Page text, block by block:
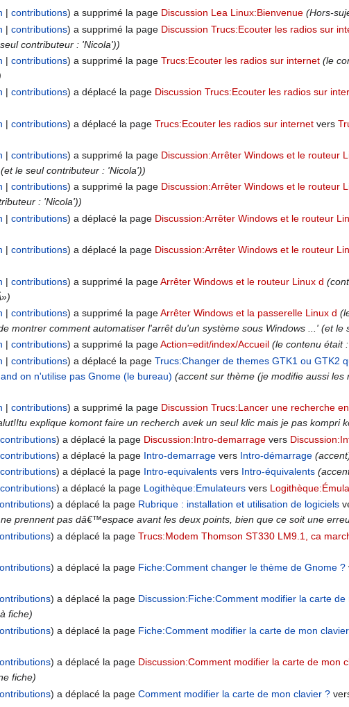
contributions a supprimé la page Discussion Lea Linux:Bienvenue (Hors-
contributions a supprimé la page Discussion Trucs:Ecouter les radios sur
contributeur : 'Nicola'))
contributions a supprimé la pageTrucs:Ecouter les radios sur internet (le
contributions a déplacé la page Discussion Trucs:Ecouter les radios sur
contributions a déplacé la pageTrucs:Ecouter les radios sur internet vers
contributions a supprimé la page Discussion:Arrêter Windows et le routeur
le seul contributeur : 'Nicola'))
contributions a supprimé la page Discussion:Arrêter Windows et le routeur
: 'Nicola'))
contributions a déplacé la page Discussion:Arrêter Windows et le routeur
contributions a déplacé la page Discussion:Arrêter Windows et le routeur
contributions a supprimé la pageArrêter Windows et le routeur Linux d
contributions a supprimé la pageArrêter Windows et la passerelle Linux d
montrer comment automatiser l'arrêt du'un système sous Windows ...' (et le
contributions a supprimé la pageAction=edit/index/Accueil (le contenu était
contributions a déplacé la pageTrucs:Changer de themes GTK1 ou GTK2
on n'utilise pas Gnome (le bureau) (accent sur thème (je modifie aussi
contributions a supprimé la page Discussion Trucs:Lancer une recherche
explique komont faire un recherch avek un seul klic mais je pas kompri
contributions a déplacé la page Discussion:Intro-demarrage vers
contributions a déplacé la page Intro-demarrage vers Intro-démarrage
contributions a déplacé la page Intro-equivalents vers Intro-équivalents
contributions a déplacé la page Logithèque:Emulateurs vers
a déplacé la page Rubrique : installation et utilisation de logiciels
prennent pas dâ€™espace avant les deux points, bien que ce soit une
a déplacé la pageTrucs:Modem Thomson ST330 LM9.1, ca
a déplacé la page Fiche:Comment changer le thème de Gnome ?
a déplacé la page Discussion:Fiche:Comment modifier la carte de
fiche)
a déplacé la page Fiche:Comment modifier la carte de mon
a déplacé la page Discussion:Comment modifier la carte de mon
fiche)
a déplacé la pageComment modifier la carte de mon clavier ?